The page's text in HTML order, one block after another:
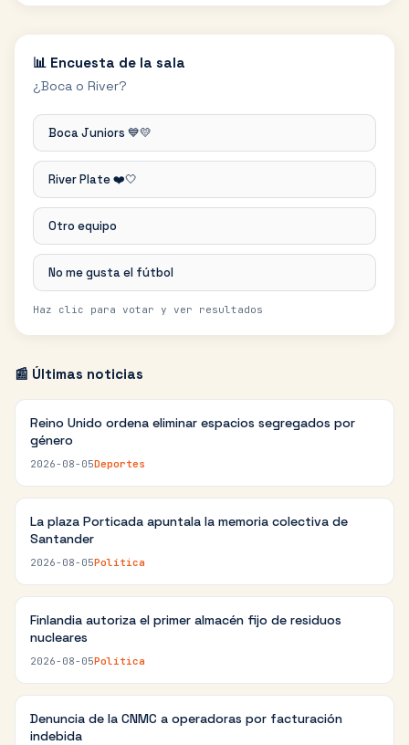
📊 Encuesta de la sala
¿Boca o River?
Boca Juniors 💙💛
River Plate ❤️🤍
Otro equipo
No me gusta el fútbol
Haz clic para votar y ver resultados
📰 Últimas noticias
Reino Unido ordena eliminar espacios segregados por
género
2026-08-05Deportes
La plaza Porticada apuntala la memoria colectiva de
Santander
2026-08-05Política
Finlandia autoriza el primer almacén fijo de residuos
nucleares
2026-08-05Política
Denuncia de la CNMC a operadoras por facturación
indebida